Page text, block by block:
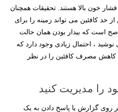
خون بالا هستند. تحقیقات همچنان
کافئین می تواند زمینه را برای
است که بیدار بودن همان حالت
، احتمال زیادی وجود دارد که
کاهش مصرف کافئین را در نظر
را مدیریت کنید
روی گزارش یا پاسخ دادن به یک